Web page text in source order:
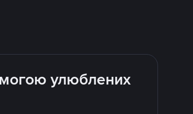
улюблених